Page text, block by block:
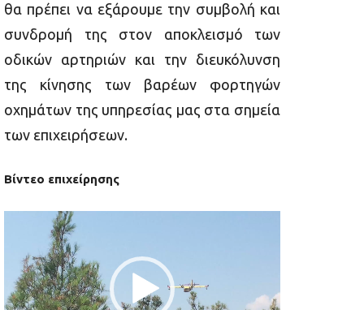
θα πρέπει να εξάρουμε την συμβολή και
συνδρομή της στον αποκλεισμό των
οδικών αρτηριών και την διευκόλυνση
της κίνησης των βαρέων φορτηγών
οχημάτων της υπηρεσίας μας στα σημεία
των επιχειρήσεων.
Βίντεο επιχείρησης
ρ